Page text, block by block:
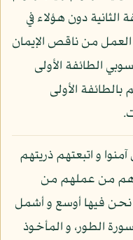
دون هؤلاء في
من ناقص الإيمان
الطائفة الأولى
الأولى
و اتبعتهم ذريتهم
من عملهم من
الآية التي نحن فيها أوسع و أشمل
الطور، و المأخوذ